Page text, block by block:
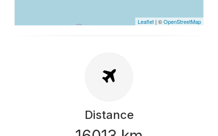
Leaflet | ©OpenStreetMap
Distance